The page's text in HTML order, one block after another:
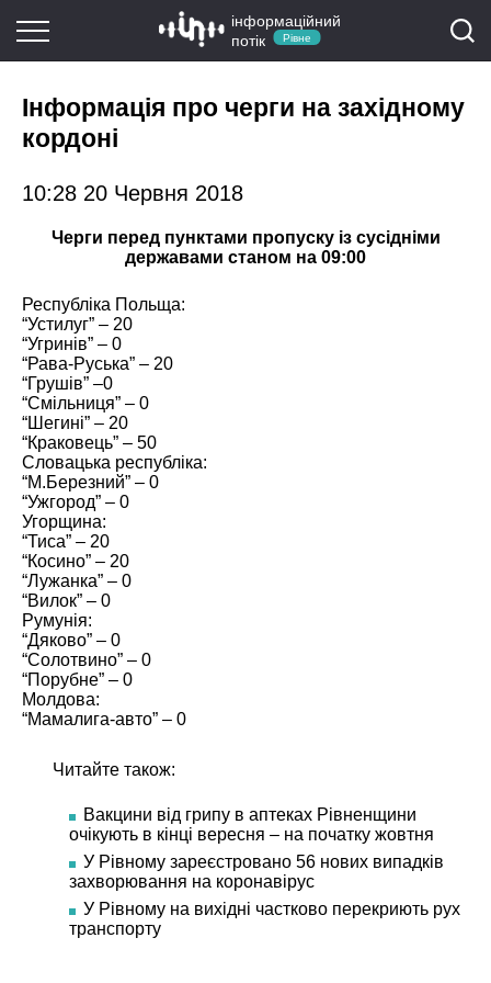
інформаційний
потік
Рівне
Інформація про черги на західному
кордоні
10:28 20 Червня 2018
Черги перед пунктами пропуску із сусідніми
державами станом на 09:00
Республіка Польща:
“Устилуг” – 20
“Угринів” – 0
“Рава-Руська” – 20
“Грушів” –0
“Смільниця” – 0
“Шегині” – 20
“Краковець” – 50
Словацька республіка:
“М.Березний” – 0
“Ужгород” – 0
Угорщина:
“Тиса” – 20
“Косино” – 20
“Лужанка” – 0
“Вилок” – 0
Румунія:
“Дяково” – 0
“Солотвино” – 0
“Порубне” – 0
Молдова:
“Мамалига-авто” – 0
Читайте також:
Вакцини від грипу в аптеках Рівненщини
очікують в кінці вересня – на початку жовтня
У Рівному зареєстровано 56 нових випадків
захворювання на коронавірус
У Рівному на вихідні частково перекриють рух
транспорту